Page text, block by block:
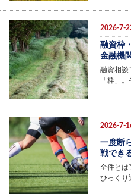
2026-7-
融資枠
金融機
融資相談
「枠」
2026-7-
一度断
戦でき
全件とは
ひっくり